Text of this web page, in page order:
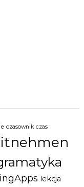
czasownik czas
lekcja